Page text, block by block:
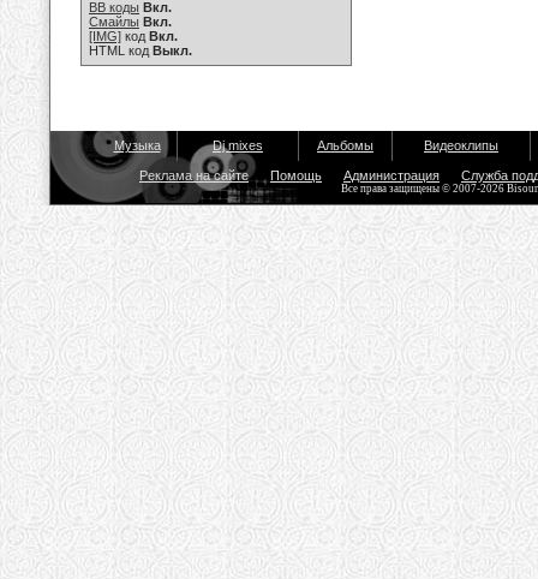
BB коды Вкл.
Смайлы Вкл.
[IMG] код Вкл.
HTML код Выкл.
Музыка Dj mixes Альбомы Видеоклипы
Реклама на сайте Помощь Администрация Служба
Все права защищены © 2007-2026